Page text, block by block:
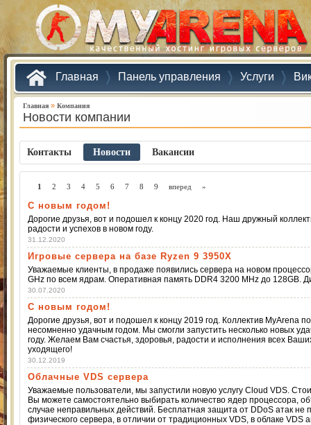
Главная Панель управления Услуги
Главная » Компания
Новости компании
Контакты Новости Ваканcии
1 2 3 4 5 6 7 8 9 вперед »
С новым годом!
Дорогие друзья, вот и подошел к концу 2020 год. Наш дружный
радости и успехов в новом году.
31.12.2020
Игровые сервера на базе Ryzen 9 3950X
Уважаемые клиенты, в продаже появились сервера на новом
GHz по всем ядрам. Оперативная память DDR4 3200 MHz до 128GB.
30.07.2020
С новым годом!
Дорогие друзья, вот и подошел к концу 2019 год. Коллектив
несомненно удачным годом. Мы смогли запустить несколько новых
году. Желаем Вам счастья, здоровья, радости и исполнения всех
уходящего!
30.12.2019
Облачные VDS сервера
Уважаемые пользователи, мы запустили новую услугу Cloud VDS.
Вы можете самостоятельно выбирать количество ядер процессора,
случае неправильных действий. Бесплатная защита от DDoS атак
физического сервера, в отличии от традиционных VDS, в облаке VDS